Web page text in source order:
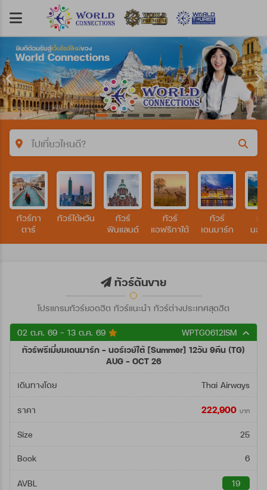
ไปเที่ยวไหนดี?
คำค้นหา/รหัสทัวร์
ประเทศ
ถึงวันที่
ค้นหา
ทัวร์กา
ตาร์
ทัวร์ไต้หวัน
ทัวร์
ฟินแลนด์
ทัวร์
แอฟริกาใต้
ทัวร์
เดนมาร์ก
ทั
นอร์
ทัวร์ดันขาย
โปรแกรมทัวร์ยอดฮิต ทัวร์แนะนำ ทัวร์ต่างประเทศสุดฮิต
02 ต.ค. 69 - 13 ต.ค. 69
WPTG0612ISM
ทัวร์พรีเมี่ยมเดนมาร์ก - นอร์เวย์ใต้ [Summer] 12วัน 9คืน (TG)
AUG - OCT 26
เดินทางโดย Thai Airways
ราคา 222,900 บาท
Size 25
Book 6
AVBL 19